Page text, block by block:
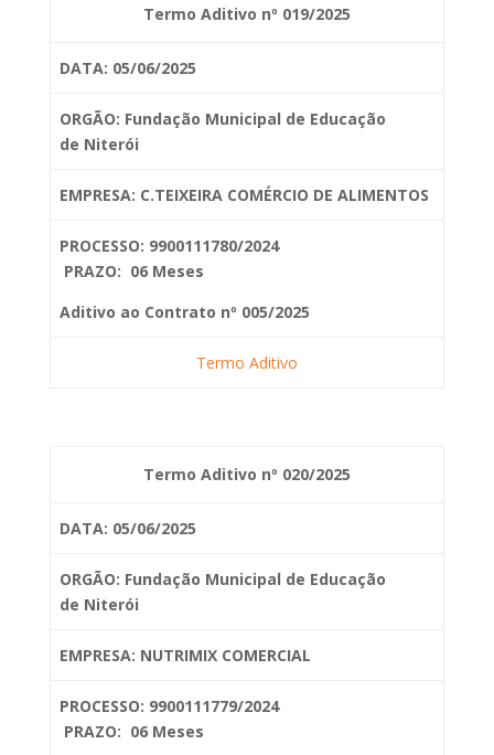
Termo Aditivo nº 019/2025
DATA: 05/06/2025
ORGÃO: Fundação Municipal de Educação
de Niterói
EMPRESA: C.TEIXEIRA COMÉRCIO DE ALIMENTOS
PROCESSO: 9900111780/2024
PRAZO: 06 Meses
Aditivo ao Contrato nº 005/2025
Termo Aditivo
Termo Aditivo nº 020/2025
DATA: 05/06/2025
ORGÃO: Fundação Municipal de Educação
de Niterói
EMPRESA: NUTRIMIX COMERCIAL
PROCESSO: 9900111779/2024
PRAZO: 06 Meses